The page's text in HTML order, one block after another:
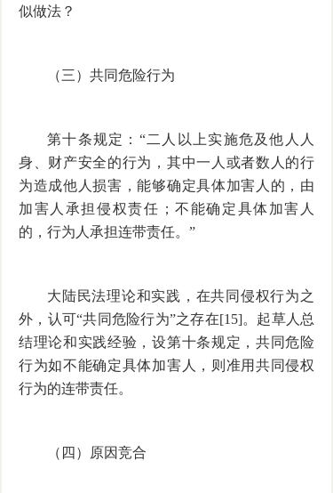
似做法？
（三）共同危险行为
第十条规定：“二人以上实施危及他人人
身、财产安全的行为，其中一人或者数人的行
为造成他人损害，能够确定具体加害人的，由
加害人承担侵权责任；不能确定具体加害人
的，行为人承担连带责任。”
大陆民法理论和实践，在共同侵权行为之
外，认可“共同危险行为”之存在[15]。起草人总
结理论和实践经验，设第十条规定，共同危险
行为如不能确定具体加害人，则准用共同侵权
行为的连带责任。
（四）原因竞合